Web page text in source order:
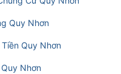
Quy Nhơn
Quy Nhơn
Nhơn